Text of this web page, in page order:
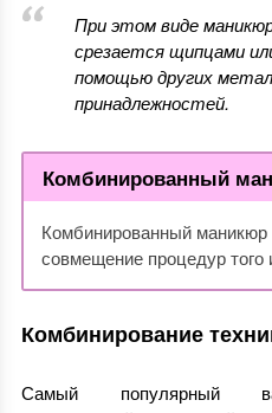
При этом виде
срезается щипцами
помощью других
принадлежностей.
Комбинированный
Комбинированный маникюр
совмещение процедур того
Комбинирование
Самый популярный